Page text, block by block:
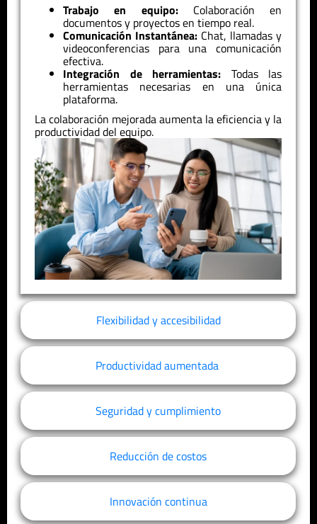
Flexibilidad y accesibilidad
Productividad aumentada
Seguridad y cumplimiento
Reducción de costos
Innovación continua
Trabajo en equipo:Colaboración en
documentos y proyectos en tiempo real.
Comunicación Instantánea: Chat, llamadas y
videoconferencias para una comunicación
efectiva.
Integración de herramientas: Todas las
herramientas necesarias en una única
plataforma.
La colaboración mejorada aumenta la eficiencia y la
productividad del equipo.